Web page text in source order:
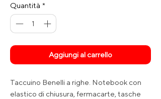
Quantità *
Aggiungi al carrello
Taccuino Benelli a righe. Notebook con
elastico di chiusura, fermacarte, tasche